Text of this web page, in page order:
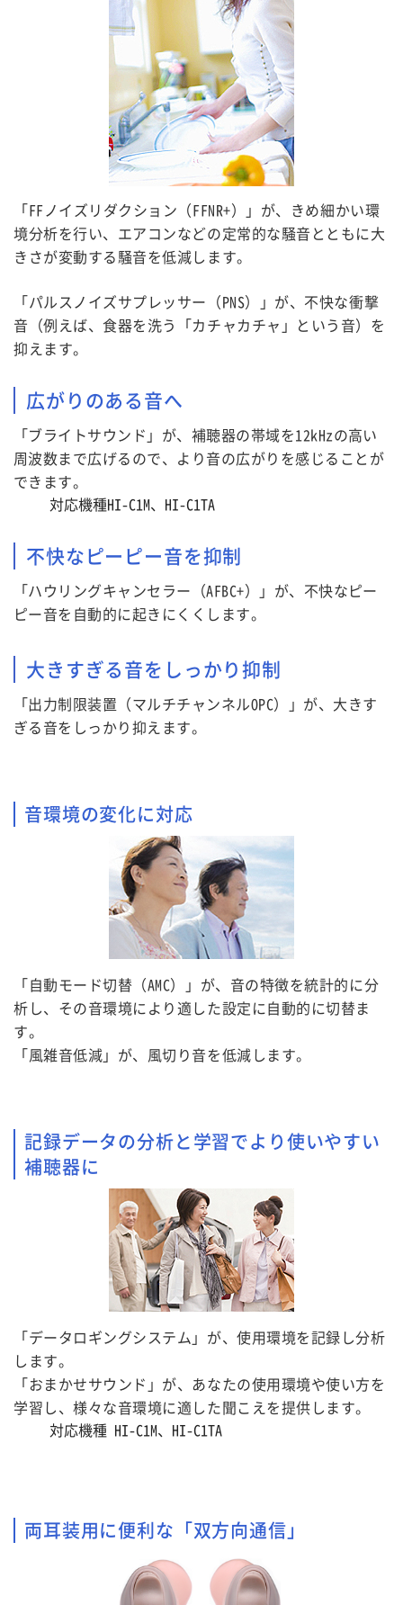
「FFノイズリダクション（FFNR+）」が、きめ細かい環
境分析を行い、エアコンなどの定常的な騒音とともに大
きさが変動する騒音を低減します。
「パルスノイズサプレッサー（PNS）」が、不快な衝撃
音（例えば、食器を洗う「カチャカチャ」という音）を
抑えます。
広がりのある音へ
「ブライトサウンド」が、補聴器の帯域を12kHzの高い
周波数まで広げるので、より音の広がりを感じることが
できます。
対応機種HI-C1M、HI-C1TA
不快なピーピー音を抑制
「ハウリングキャンセラー（AFBC+）」が、不快なピー
ピー音を自動的に起きにくくします。
大きすぎる音をしっかり抑制
「出力制限装置（マルチチャンネルOPC）」が、大きす
ぎる音をしっかり抑えます。
音環境の変化に対応
「自動モード切替（AMC）」が、音の特徴を統計的に分
析し、その音環境により適した設定に自動的に切替ま
す。
「風雑音低減」が、風切り音を低減します。
記録データの分析と学習でより使いやすい
補聴器に
「データロギングシステム」が、使用環境を記録し分析
します。
「おまかせサウンド」が、あなたの使用環境や使い方を
学習し、様々な音環境に適した聞こえを提供します。
対応機種 HI-C1M、HI-C1TA
両耳装用に便利な「双方向通信」